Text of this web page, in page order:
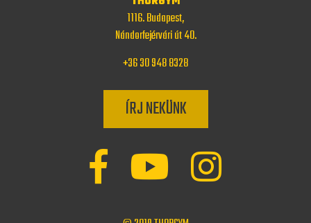
1116. Budapest,
Nándorfejérvári út 40.
+36 30 948 8328
ÍRJ NEKÜNK